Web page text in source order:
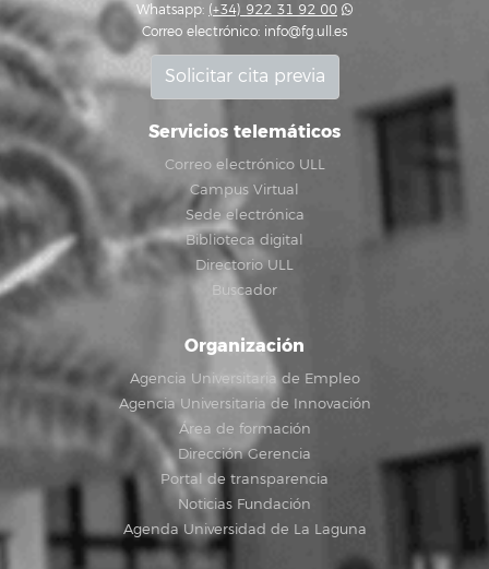
Whatsapp: (+34) 922 31 92 00
Correo electrónico: info@fg.ull.es
Solicitar cita previa
Servicios telemáticos
Correo electrónico ULL
Campus Virtual
Sede electrónica
Biblioteca digital
Directorio ULL
Buscador
Organización
Agencia Universitaria de Empleo
Agencia Universitaria de Innovación
Área de formación
Dirección Gerencia
Portal de transparencia
Noticias Fundación
Agenda Universidad de La Laguna